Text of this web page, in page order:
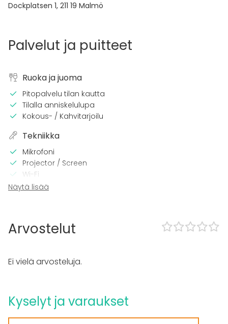
Dockplatsen 1, 211 19 Malmö
Palvelut ja puitteet
Ruoka ja juoma
Pitopalvelu tilan kautta
Tilalla anniskelulupa
Kokous- / Kahvitarjoilu
Tekniikka
Mikrofoni
Projector / Screen
Wi-Fi
Videokonferenssivälineet
Tilaan kuuluu
Tanssilattia
Esteetön tila
Can bring a band
Näytä lisää
Arvostelut
Ei vielä arvosteluja.
Kyselyt ja varaukset